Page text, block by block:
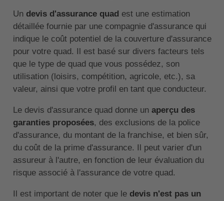
Un devis d'assurance quad est une estimation
détaillée fournie par une compagnie d'assurance qui
indique le coût potentiel de la couverture d'assurance
pour votre quad. Il est basé sur divers facteurs tels
que le type de quad que vous possédez, son
utilisation (loisirs, compétition, agricole, etc.), sa
valeur, ainsi que votre profil en tant que conducteur.
Le devis d'assurance quad donne un aperçu des
garanties proposées, des exclusions de la police
d'assurance, du montant de la franchise, et bien sûr,
du coût de la prime d'assurance. Il peut varier d'un
assureur à l'autre, en fonction de leur évaluation du
risque associé à l'assurance de votre quad.
Il est important de noter que le devis n'est pas un